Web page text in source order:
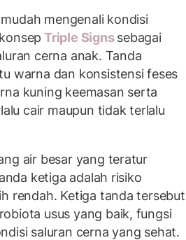
mengenali kondisi
Triple Signssebagai
cerna anak. Tanda
warna dan konsistensi feses
kuning keemasan serta
cair maupun tidak terlalu
air besar yang teratur
ketiga adalah risiko
rendah. Ketiga tanda tersebut
usus yang baik, fungsi
saluran cerna yang sehat.